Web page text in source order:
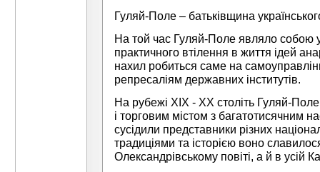
Гуляй-Поле – батьківщина
На той час Гуляй-Поле являло собою
практичного втілення в життя ідей
нахил робиться саме на
репресаліям державних інститутів.
На рубежі XIX - XX століть Гуляй-
і торговим містом з багатотисячним
сусідили представники різних
традиціями та історією воно
Олександрівському повіті, а й в усій